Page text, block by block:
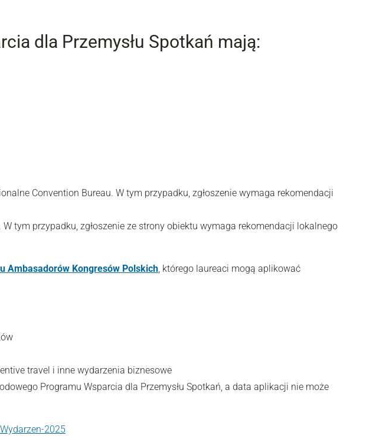
dla Przemysłu Spotkań mają:
Convention Bureau. W tym przypadku, zgłoszenie wymaga rekomendacji
tym przypadku, zgłoszenie ze strony obiektu wymaga rekomendacji lokalnego
Ambasadorów Kongresów Polskich, którego laureaci mogą aplikować
travel i inne wydarzenia biznesowe
Programu Wsparcia dla Przemysłu Spotkań, a data aplikacji nie może
2025